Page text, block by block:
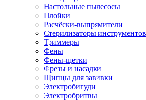
Настольные пылесосы
Плойки
Расчёски-выпрямители
Стерилизаторы инструментов
Триммеры
Фены
Фены-щетки
Фрезы и насадки
Щипцы для завивки
Электробигуди
Электробритвы